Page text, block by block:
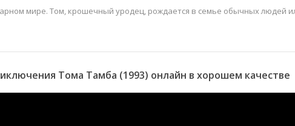
мире. Том, крошечный уродец, рождается в семье обычных людей
Тома Тамба (1993) онлайн в хорошем качестве